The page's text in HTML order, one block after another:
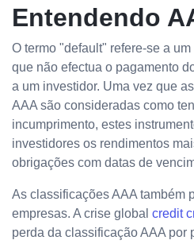
Entendendo
O termo "default" refere-se a
que não efectua o pagamento
a um investidor. Uma vez que
AAA são consideradas como
incumprimento, estes
investidores os rendimentos
obrigações com datas de
As classificações AAA também
empresas. A crise global credit
perda da classificação AAA por